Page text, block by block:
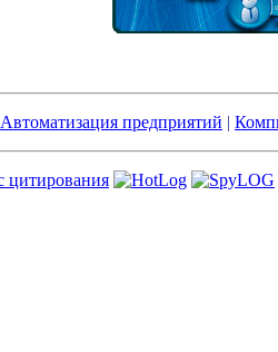
Автоматизация предприятий |